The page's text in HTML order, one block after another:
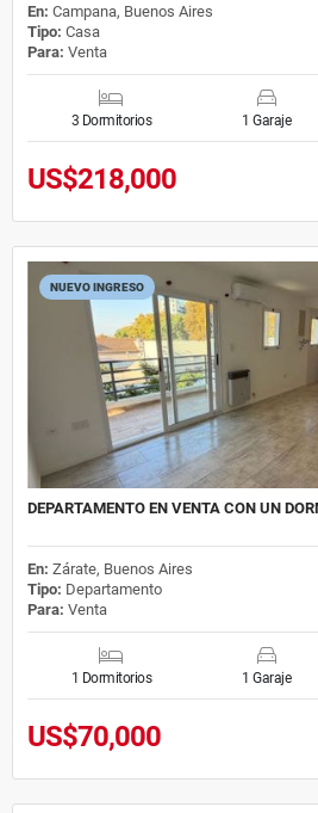
En: Campana, Buenos Aires
Tipo: Casa
Para: Venta
3 Dormitorios 1 Garaje
US$218,000
NUEVO INGRESO
DEPARTAMENTO EN VENTA CON UN
En: Zárate, Buenos Aires
Tipo: Departamento
Para: Venta
1 Dormitorios 1 Garaje
US$70,000